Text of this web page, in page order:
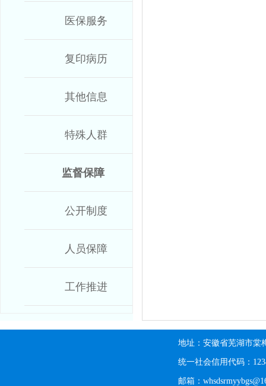
医保服务
复印病历
其他信息
特殊人群
监督保障
公开制度
人员保障
工作推进
地址：安徽省芜湖市棠
统一社会信用代码：
邮箱：